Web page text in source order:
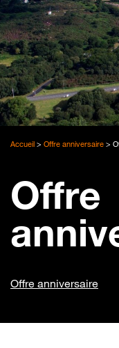
Accueil > Offre anniversaire >
Offre
Offre anniversaire